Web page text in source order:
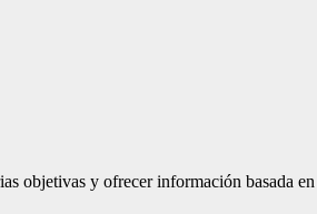
objetivas y ofrecer información basada